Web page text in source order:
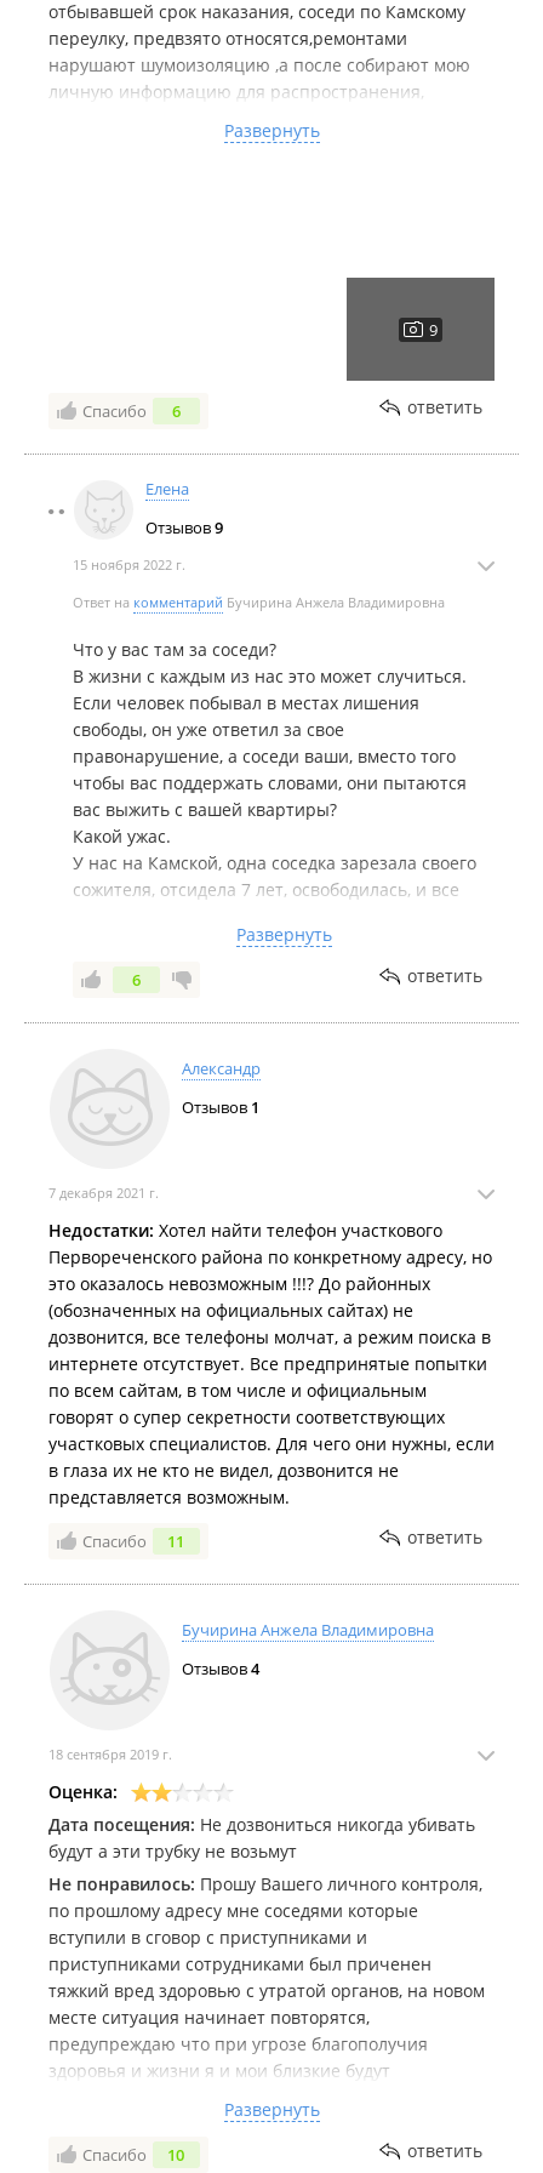
отбывавшей срок наказания, соседи по Камскому
переулку, предвзято относятся,ремонтами
нарушают шумоизоляцию ,а после собирают мою
личную информацию для распространения,
интернете, с целью выжить меня с жилья. У меня
судимости во взаимности с выплатой мне
дождаться ответ с Первореченского и наказать всех
представить не можете как я долго этого ждала, ну а
Вам беспредельные соседи надо побывать за
Развернуть
Спасибо 6 ответить
Елена
Отзывов9
15 ноября 2022 г.
Ответ на комментарий Бучирина Анжела Владимировна
Что у вас там за соседи?
В жизни с каждым из нас это может случиться.
Если человек побывал в местах лишения
свободы, он уже ответил за свое
правонарушение, а соседи ваши, вместо того
чтобы вас поддержать словами, они пытаются
вас выжить с вашей квартиры?
Какой ужас.
У нас на Камской, одна соседка зарезала своего
сожителя, отсидела 7 лет, освободилась, и все
действий со стороны соседей не было.
Еще один сосед, тот вообще три раза сидел, в
общей сложности 21 год, и ничего, все с ним
общаются.
Что такую травлю вам устроили.
Развернуть
6 ответить
Александр
Отзывов 1
7 декабря 2021 г.
Недостатки: Хотел найти телефон участкового
Первореченского района по конкретному адресу, но
это оказалось невозможным !!!? До районных
(обозначенных на официальных сайтах) не
дозвонится, все телефоны молчат, а режим поиска в
интернете отсутствует. Все предпринятые попытки
по всем сайтам, в том числе и официальным
говорят о супер секретности соответствующих
участковых специалистов. Для чего они нужны, если
в глаза их не кто не видел, дозвонится не
представляется возможным.
Спасибо 11 ответить
Бучирина Анжела Владимировна
Отзывов4
18 сентября 2019 г.
Оценка:
Дата посещения: Не дозвониться никогда убивать
будут а эти трубку не возьмут
Не понравилось: Прошу Вашего личного контроля,
по прошлому адресу мне соседями которые
вступили в сговор с приступниками и
приступниками сотрудниками был приченен
тяжкий вред здоровью с утратой органов, на новом
месте ситуация начинает повторятся,
предупреждаю что при угрозе благополучия
здоровья и жизни я и мои близкие будут
Считаю необходимым сообщить, что 17.09.19 я
Развернуть
Спасибо 10 ответить